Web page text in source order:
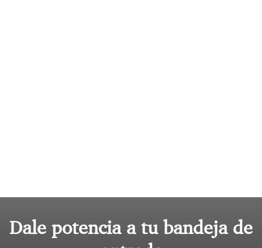
Dale potencia a tu bandeja de